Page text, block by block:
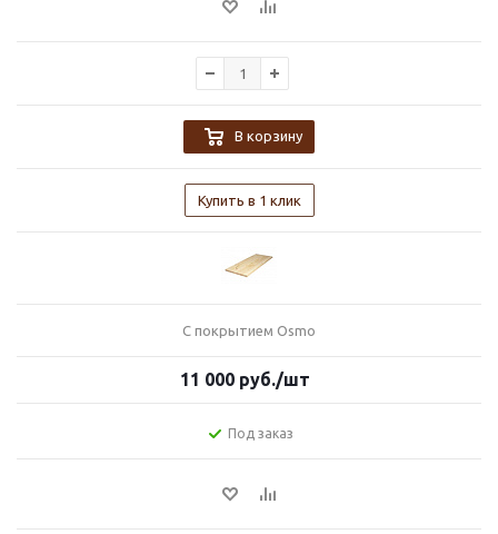
В корзину
Купить в 1 клик
С покрытием Osmo
11 000 руб./шт
Под заказ